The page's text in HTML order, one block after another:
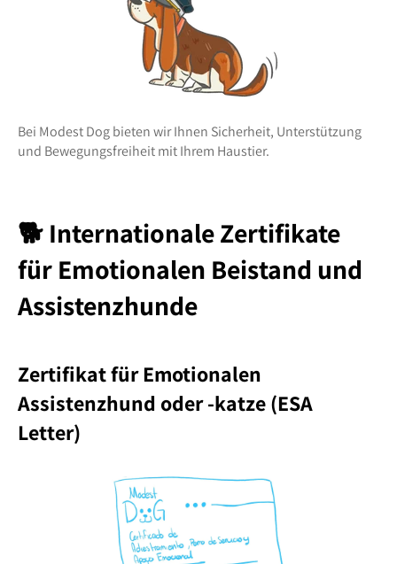
Bei Modest Dog bieten wir Ihnen Sicherheit, Unterstützung
und Bewegungsfreiheit mit Ihrem Haustier.
🐕 Internationale Zertifikate
für Emotionalen Beistand und
Assistenzhunde
Zertifikat für Emotionalen
Assistenzhund oder -katze (ESA
Letter)